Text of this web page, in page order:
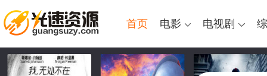
首页 电影 电视剧